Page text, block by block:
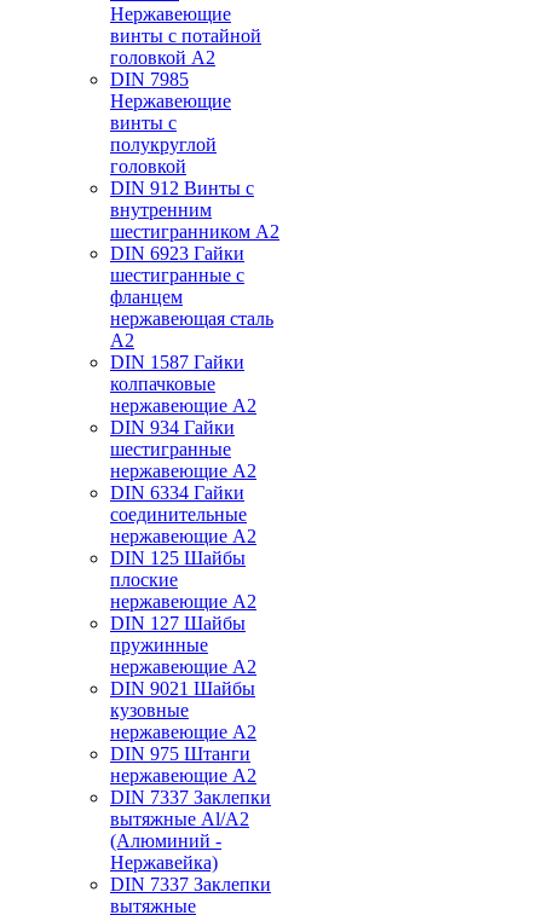
Нержавеющие
винты с потайной
головкой А2
DIN 7985
Нержавеющие
винты с
полукруглой
головкой
DIN 912 Винты с
внутренним
шестигранником А2
DIN 6923 Гайки
шестигранные с
фланцем
нержавеющая сталь
А2
DIN 1587 Гайки
колпачковые
нержавеющие А2
DIN 934 Гайки
шестигранные
нержавеющие А2
DIN 6334 Гайки
соединительные
нержавеющие А2
DIN 125 Шайбы
плоские
нержавеющие А2
DIN 127 Шайбы
пружинные
нержавеющие А2
DIN 9021 Шайбы
кузовные
нержавеющие А2
DIN 975 Штанги
нержавеющие А2
DIN 7337 Заклепки
вытяжные Al/A2
(Алюминий -
Нержавейка)
DIN 7337 Заклепки
вытяжные